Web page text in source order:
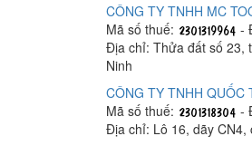
CÔNG TY TNHH MC
Mã số thuế:
-
Địa chỉ: Thửa đất số 23,
Ninh
CÔNG TY TNHH QUỐC
Mã số thuế:
-
Địa chỉ: Lô 16, dãy CN4,